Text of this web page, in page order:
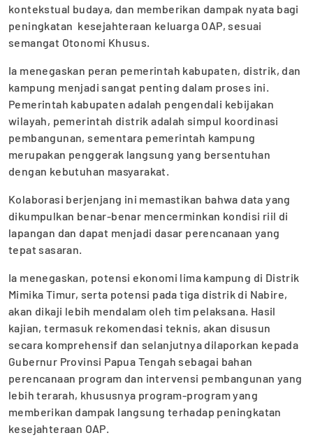
kontekstual budaya, dan memberikan dampak nyata bagi
peningkatan kesejahteraan keluarga OAP, sesuai
semangat Otonomi Khusus.
Ia menegaskan peran pemerintah kabupaten, distrik, dan
kampung menjadi sangat penting dalam proses ini.
Pemerintah kabupaten adalah pengendali kebijakan
wilayah, pemerintah distrik adalah simpul koordinasi
pembangunan, sementara pemerintah kampung
merupakan penggerak langsung yang bersentuhan
dengan kebutuhan masyarakat.
Kolaborasi berjenjang ini memastikan bahwa data yang
dikumpulkan benar-benar mencerminkan kondisi riil di
lapangan dan dapat menjadi dasar perencanaan yang
tepat sasaran.
Ia menegaskan, potensi ekonomi lima kampung di Distrik
Mimika Timur, serta potensi pada tiga distrik di Nabire,
akan dikaji lebih mendalam oleh tim pelaksana. Hasil
kajian, termasuk rekomendasi teknis, akan disusun
secara komprehensif dan selanjutnya dilaporkan kepada
Gubernur Provinsi Papua Tengah sebagai bahan
perencanaan program dan intervensi pembangunan yang
lebih terarah, khususnya program-program yang
memberikan dampak langsung terhadap peningkatan
kesejahteraan OAP.